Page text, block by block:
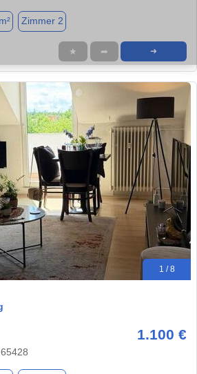
Zimmer 2
★ ➦ ➜
1 / 8
1.100 €